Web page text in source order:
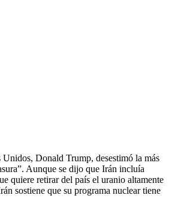
Unidos, Donald Trump, desestimó la más
Aunque se dijo que Irán incluía
quiere retirar del país el uranio altamente
sostiene que su programa nuclear tiene